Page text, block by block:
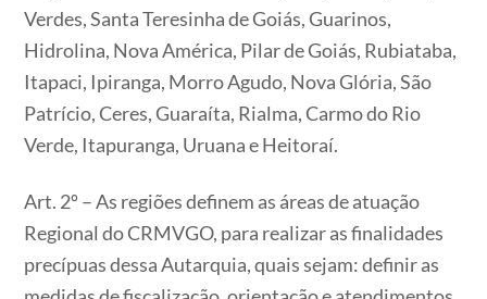
Verdes, Santa Teresinha de Goiás, Guarinos,
Hidrolina, Nova América, Pilar de Goiás, Rubiataba,
Itapaci, Ipiranga, Morro Agudo, Nova Glória, São
Patrício, Ceres, Guaraíta, Rialma, Carmo do Rio
Verde, Itapuranga, Uruana e Heitoraí.
Art. 2º – As regiões definem as áreas de atuação
Regional do CRMVGO, para realizar as finalidades
precípuas dessa Autarquia, quais sejam: definir as